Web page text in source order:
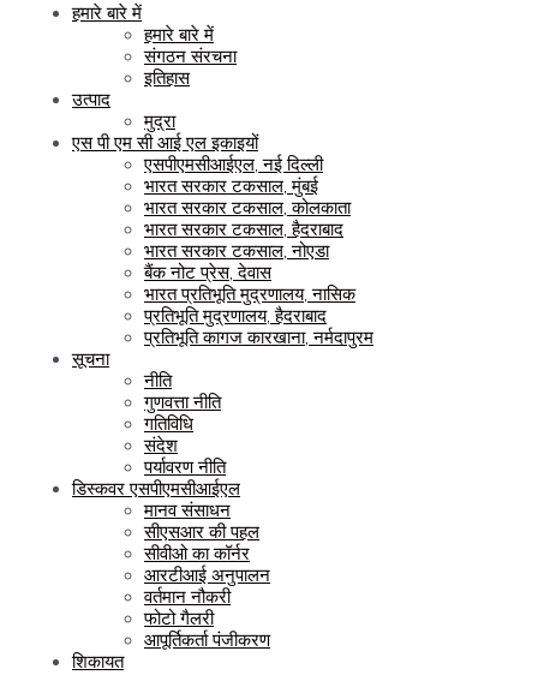
हमारे बारे में
हमारे बारे में
संगठन संरचना
इतिहास
उत्पाद
मुद्रा
एस पी एम सी आई एल इकाइयों
एसपीएमसीआईएल, नई दिल्ली
भारत सरकार टकसाल, मुंबई
भारत सरकार टकसाल, कोलकाता
भारत सरकार टकसाल, हैदराबाद
भारत सरकार टकसाल, नोएडा
बैंक नोट प्रेस, देवास
भारत प्रतिभूति मुद्रणालय, नासिक
प्रतिभूति मुद्रणालय, हैदराबाद
प्रतिभूति कागज कारखाना, नर्मदापुरम
सूचना
नीति
गुणवत्ता नीति
गतिविधि
संदेश
पर्यावरण नीति
डिस्कवर एसपीएमसीआईएल
मानव संसाधन
सीएसआर की पहल
सीवीओ का कॉर्नर
आरटीआई अनुपालन
वर्तमान नौकरी
फोटो गैलरी
आपूर्तिकर्ता पंजीकरण
शिकायत